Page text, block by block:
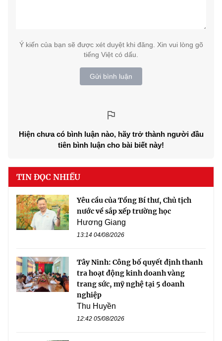
Ý kiến của bạn sẽ được xét duyệt khi đăng. Xin vui lòng gõ
tiếng Việt có dấu.
Gửi bình luận
Hiện chưa có bình luận nào, hãy trở thành người đầu
tiên bình luận cho bài biết này!
TIN ĐỌC NHIỀU
Yêu cầu của Tổng Bí thư, Chủ tịch
nước về sắp xếp trường học
Hương Giang
13:14 04/08/2026
Tây Ninh: Công bố quyết định thanh
tra hoạt động kinh doanh vàng
trang sức, mỹ nghệ tại 5 doanh
nghiệp
Thu Huyền
12:42 05/08/2026